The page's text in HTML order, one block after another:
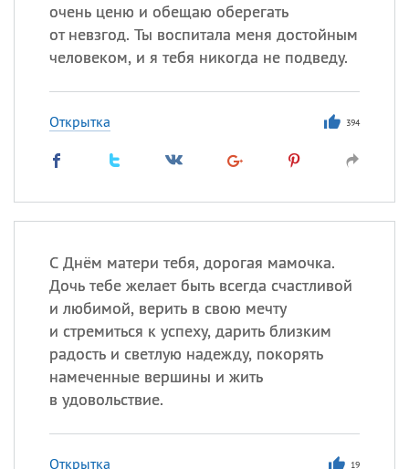
очень ценю и обещаю оберегать
от невзгод. Ты воспитала меня достойным
человеком, и я тебя никогда не подведу.
Открытка 394
С Днём матери тебя, дорогая мамочка.
Дочь тебе желает быть всегда счастливой
и любимой, верить в свою мечту
и стремиться к успеху, дарить близким
радость и светлую надежду, покорять
намеченные вершины и жить
в удовольствие.
Открытка 19